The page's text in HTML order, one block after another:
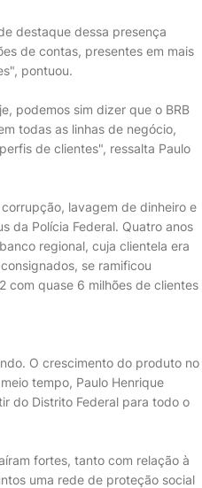
destaque dessa presença
de contas, presentes em mais
pontuou.
podemos sim dizer que o BRB
todas as linhas de negócio,
de clientes", ressalta Paulo
lavagem de dinheiro e
da Polícia Federal. Quatro anos
regional, cuja clientela era
se ramificou
com quase 6 milhões de clientes
O crescimento do produto no
tempo, Paulo Henrique
do Distrito Federal para todo o
fortes, tanto com relação à
uma rede de proteção social